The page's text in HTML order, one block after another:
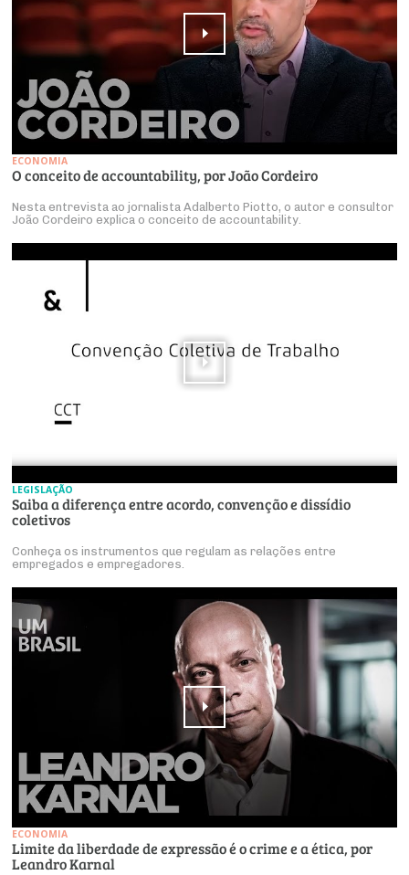
ECONOMIA
O conceito de accountability, por João Cordeiro
Nesta entrevista ao jornalista Adalberto Piotto, o autor e consultor
João Cordeiro explica o conceito de accountability.
LEGISLAÇÃO
Saiba a diferença entre acordo, convenção e dissídio
coletivos
Conheça os instrumentos que regulam as relações entre
empregados e empregadores.
ECONOMIA
Limite da liberdade de expressão é o crime e a ética, por
Leandro Karnal